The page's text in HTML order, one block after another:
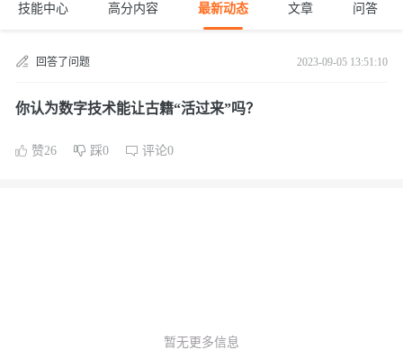
技能中心 高分内容 最新动态 文章 问答
回答了问题 2023-09-05 13:51:10
你认为数字技术能让古籍“活过来”吗？
赞26 踩0 评论0
暂无更多信息